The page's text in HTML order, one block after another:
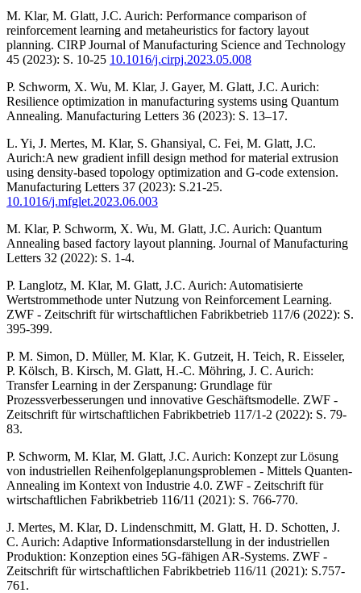
M. Klar, M. Glatt, J.C. Aurich: Performance comparison of
reinforcement learning and metaheuristics for factory layout
planning. CIRP Journal of Manufacturing Science and Technology
45 (2023): S. 10-25 10.1016/j.cirpj.2023.05.008
P. Schworm, X. Wu, M. Klar, J. Gayer, M. Glatt, J.C. Aurich:
Resilience optimization in manufacturing systems using Quantum
Annealing. Manufacturing Letters 36 (2023): S. 13–17.
L. Yi, J. Mertes, M. Klar, S. Ghansiyal, C. Fei, M. Glatt, J.C.
Aurich:A new gradient infill design method for material extrusion
using density-based topology optimization and G-code extension.
Manufacturing Letters 37 (2023): S.21-25.
10.1016/j.mfglet.2023.06.003
M. Klar, P. Schworm, X. Wu, M. Glatt, J.C. Aurich: Quantum
Annealing based factory layout planning. Journal of Manufacturing
Letters 32 (2022): S. 1-4.
P. Langlotz, M. Klar, M. Glatt, J.C. Aurich: Automatisierte
Wertstrommethode unter Nutzung von Reinforcement Learning.
ZWF - Zeitschrift für wirtschaftlichen Fabrikbetrieb 117/6 (2022): S.
395-399.
P. M. Simon, D. Müller, M. Klar, K. Gutzeit, H. Teich, R. Eisseler,
P. Kölsch, B. Kirsch, M. Glatt, H.-C. Möhring, J. C. Aurich:
Transfer Learning in der Zerspanung: Grundlage für
Prozessverbesserungen und innovative Geschäftsmodelle. ZWF -
Zeitschrift für wirtschaftlichen Fabrikbetrieb 117/1-2 (2022): S. 79-
83.
P. Schworm, M. Klar, M. Glatt, J.C. Aurich: Konzept zur Lösung
von industriellen Reihenfolgeplanungsproblemen - Mittels Quanten-
Annealing im Kontext von Industrie 4.0. ZWF - Zeitschrift für
wirtschaftlichen Fabrikbetrieb 116/11 (2021): S. 766-770.
J. Mertes, M. Klar, D. Lindenschmitt, M. Glatt, H. D. Schotten, J.
C. Aurich: Adaptive Informationsdarstellung in der industriellen
Produktion: Konzeption eines 5G-fähigen AR-Systems. ZWF -
Zeitschrift für wirtschaftlichen Fabrikbetrieb 116/11 (2021): S.757-
761.